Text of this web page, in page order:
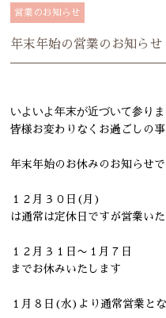
営業のお知らせ
年末年始の営業のお知らせ
いよいよ年末が近づいて参りま
皆様お変わりなくお過ごしの事
年末年始のお休みのお知らせで
１２月３０日(月)
は通常は定休日ですが営業い
１２月３１日〜１月７日
までお休みいたします
１月８日(水)より通常営業と